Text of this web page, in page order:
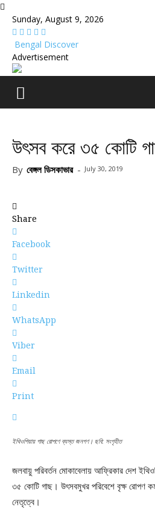
Sunday, August 9, 2026
Bengal Discover
Advertisement
উৎসব করে ৩৫ কোটি
By বেঙ্গল ডিসকাভার - July 30, 2019
Share
Facebook
Twitter
Linkedin
WhatsApp
Viber
Email
Print
ইথিওপিয়ায় গাছ রোপণে ব্যস্ত জনগণ। ছবি: সংগৃহীত
জলবায়ু পরিবর্তন মোকাবেলায় আফ্রিকার দেশ
৩৫ কোটি গাছ। উৎসবমুখর পরিবেশে বৃক্ষ রোপণ
নেতৃত্বে।